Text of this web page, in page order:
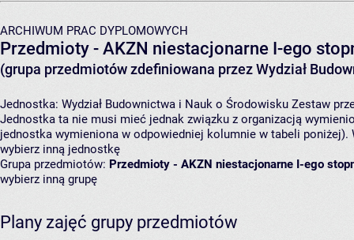
ARCHIWUM PRAC DYPLOMOWYCH
Przedmioty - AKZN niestacjonarne I-ego
(grupa przedmiotów zdefiniowana przez Wydział
Jednostka: Wydział Budownictwa i Nauk o Środowisku Zestaw
Jednostka ta nie musi mieć jednak związku z organizacją
jednostka wymieniona w odpowiedniej kolumnie w tabeli
wybierz inną jednostkę
Grupa przedmiotów: Przedmioty - AKZN niestacjonarne I-ego
wybierz inną grupę
Plany zajęć grupy przedmiotów